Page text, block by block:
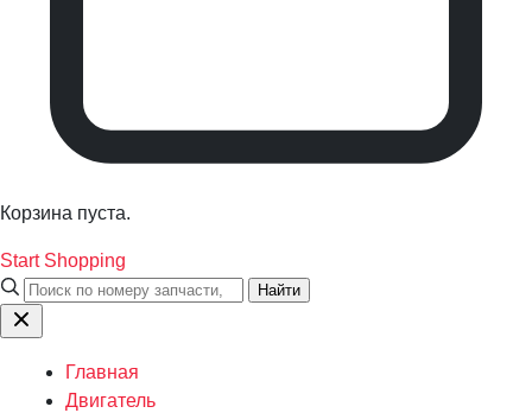
Корзина пуста.
Start Shopping
Найти
Главная
Двигатель